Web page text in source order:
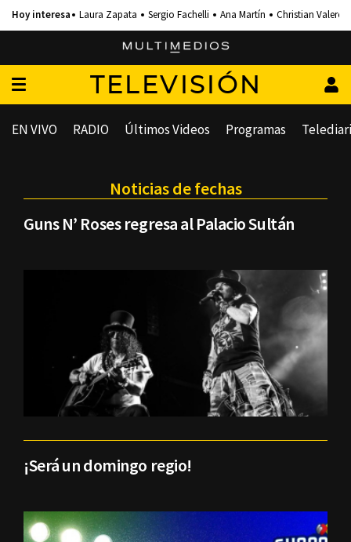
Laura Zapata Sergio Fachelli Ana Martín Christian Valero
TELEVISIÓN
EN VIVO RADIO Últimos Videos Programas
Noticias de fechas
Guns N’ Roses regresa al Palacio Sultán
¡Será un domingo regio!